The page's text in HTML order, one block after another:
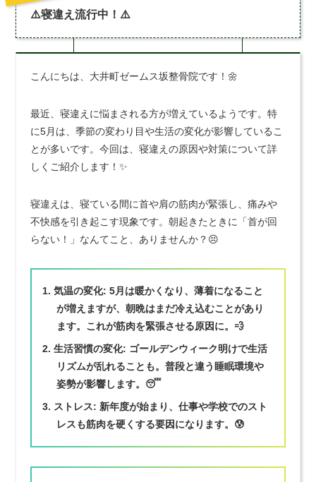
⚠️寝違え流行中！⚠️
こんにちは、大井町ゼームス坂整骨院です！🌼
最近、寝違えに悩まされる方が増えているようです。特
に5月は、季節の変わり目や生活の変化が影響しているこ
とが多いです。今回は、寝違えの原因や対策について詳
しくご紹介します！✨
寝違えは、寝ている間に首や肩の筋肉が緊張し、痛みや
不快感を引き起こす現象です。朝起きたときに「首が回
らない！」なんてこと、ありませんか？😣
気温の変化: 5月は暖かくなり、薄着になること
が増えますが、朝晩はまだ冷え込むことがあり
ます。これが筋肉を緊張させる原因に。💨
生活習慣の変化: ゴールデンウィーク明けで生活
リズムが乱れることも。普段と違う睡眠環境や
姿勢が影響します。😴
ストレス: 新年度が始まり、仕事や学校でのスト
レスも筋肉を硬くする要因になります。😰